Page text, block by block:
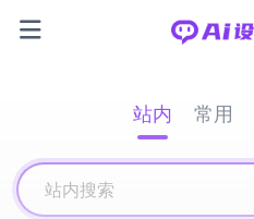
站内 常用